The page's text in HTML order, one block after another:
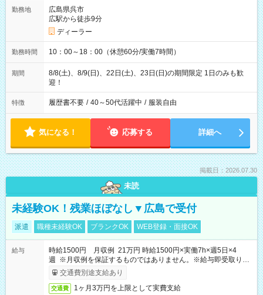
勤務地
広島県呉市
広駅から徒歩9分
ディーラー
勤務時間 10：00～18：00（休憩60分/実働7時間）
期間
8/8(土)、8/9(日)、22日(土)、23日(日)の期間限定 1日のみも歓
迎！
特徴 履歴書不要 / 40～50代活躍中 / 服装自由
気になる！ 応募する 詳細へ
掲載日：2026.07.30
未読
未経験OK！残業ほぼなし▼広島で受付
派遣 職種未経験OK ブランクOK WEB登録・面接OK
給与
時給1500円 月収例 21万円 時給1500円×実働7h×週5日×4
週 ※月収例を保証するものではありません。※給与即受取りサ
ービス利用可（利用条件有）
交通費別途支給あり
交通費 1ヶ月3万円を上限として実費支給